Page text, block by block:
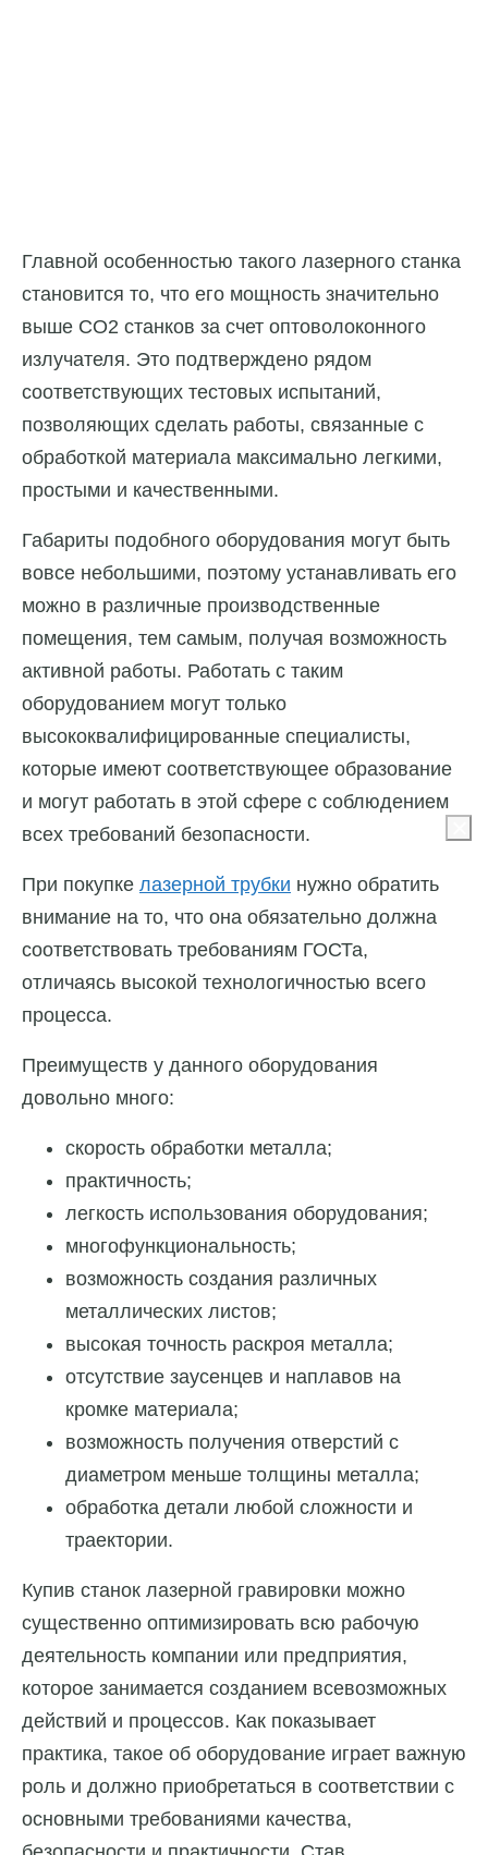
Главной особенностью такого лазерного станка
становится то, что его мощность значительно
выше CO2 станков за счет оптоволоконного
излучателя. Это подтверждено рядом
соответствующих тестовых испытаний,
позволяющих сделать работы, связанные с
обработкой материала максимально легкими,
простыми и качественными.
Габариты подобного оборудования могут быть
вовсе небольшими, поэтому устанавливать его
можно в различные производственные
помещения, тем самым, получая возможность
активной работы. Работать с таким
оборудованием могут только
высококвалифицированные специалисты,
которые имеют соответствующее образование
и могут работать в этой сфере с соблюдением
всех требований безопасности.
При покупке лазерной трубки нужно обратить
внимание на то, что она обязательно должна
соответствовать требованиям ГОСТа,
отличаясь высокой технологичностью всего
процесса.
Преимуществ у данного оборудования
довольно много:
скорость обработки металла;
практичность;
легкость использования оборудования;
многофункциональность;
возможность создания различных
металлических листов;
высокая точность раскроя металла;
отсутствие заусенцев и наплавов на
кромке материала;
возможность получения отверстий с
диаметром меньше толщины металла;
обработка детали любой сложности и
траектории.
Купив станок лазерной гравировки можно
существенно оптимизировать всю рабочую
деятельность компании или предприятия,
которое занимается созданием всевозможных
действий и процессов. Как показывает
практика, такое об оборудование играет важную
роль и должно приобретаться в соответствии с
основными требованиями качества,